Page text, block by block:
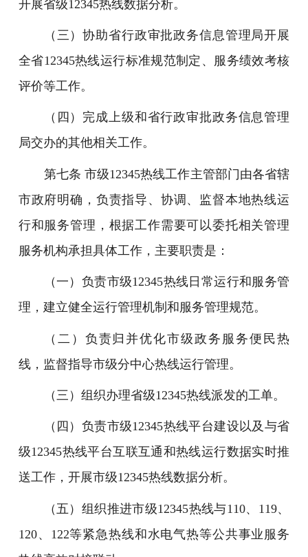
开展省级12345热线数据分析。
（三）协助省行政审批政务信息管理局开展
全省12345热线运行标准规范制定、服务绩效考核
评价等工作。
（四）完成上级和省行政审批政务信息管理
局交办的其他相关工作。
第七条 市级12345热线工作主管部门由各省辖
市政府明确，负责指导、协调、监督本地热线运
行和服务管理，根据工作需要可以委托相关管理
服务机构承担具体工作，主要职责是：
（一）负责市级12345热线日常运行和服务管
理，建立健全运行管理机制和服务管理规范。
（二）负责归并优化市级政务服务便民热
线，监督指导市级分中心热线运行管理。
（三）组织办理省级12345热线派发的工单。
（四）负责市级12345热线平台建设以及与省
级12345热线平台互联互通和热线运行数据实时推
送工作，开展市级12345热线数据分析。
（五）组织推进市级12345热线与110、119、
120、122等紧急热线和水电气热等公共事业服务